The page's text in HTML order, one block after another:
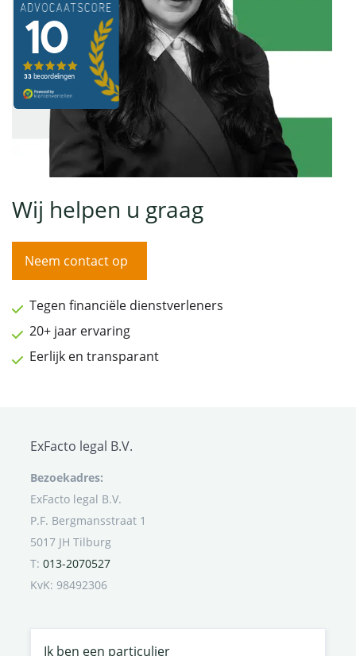
Wij helpen u graag
Neem contact op
Tegen financiële dienstverleners
20+ jaar ervaring
Eerlijk en transparant
ExFacto legal B.V.
Bezoekadres:
ExFacto legal B.V.
P.F. Bergmansstraat 1
5017 JH Tilburg
T: 013-2070527
KvK: 98492306
Ik ben een particulier